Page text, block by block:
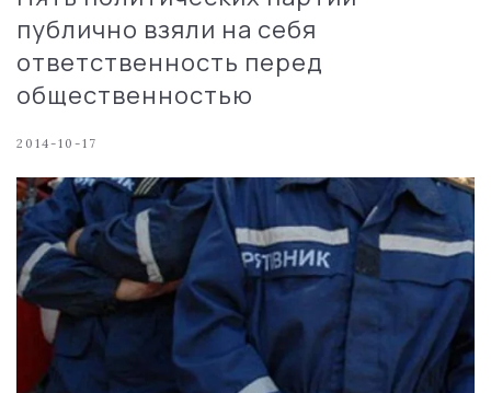
публично взяли на себя
ответственность перед
общественностью
2014-10-17